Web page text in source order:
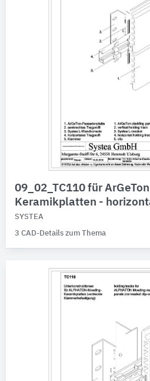
09_02_TC110 für
Keramikplatten -
SYSTEA
3 CAD-Details zum Thema